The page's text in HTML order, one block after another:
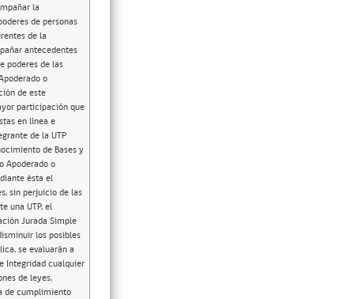
la
de personas
de la
antecedentes
poderes de las
o
de este
participación que
en línea e
de la UTP
de Bases y
Apoderado o
ésta el
sin perjuicio de las
una UTP, el
Jurada Simple
los posibles
se evaluarán a
Integridad cualquier
de leyes,
de cumplimiento